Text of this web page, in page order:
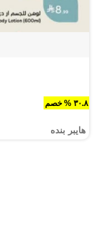
٣٠.٨ % خصم
هايبر بنده